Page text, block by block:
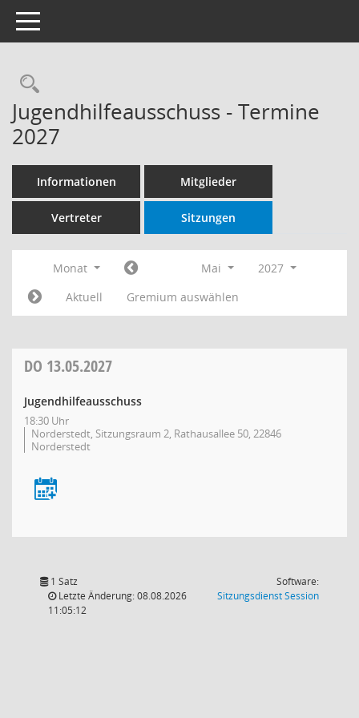
Toggle navigation
Rechercheauswahl
Jugendhilfeausschuss - Termine
2027
Informationen Mitglieder
Vertreter Sitzungen
Monat Mai
2027
Aktuell
Gremium auswählen
DO 13.05.2027
Jugendhilfeausschuss
18:30 Uhr
Norderstedt, Sitzungsraum 2, Rathausallee 50, 22846
Norderstedt
1 Satz
Letzte Änderung: 08.08.2026
11:05:12
Software:
SitzungsdienstSession(Wird in